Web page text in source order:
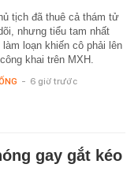
tịch đã thuê cả thám tử
nhưng tiểu tam nhất
làm loạn khiến cô phải lên
khai trên MXH.
- 6 giờ trước
gay gắt kéo